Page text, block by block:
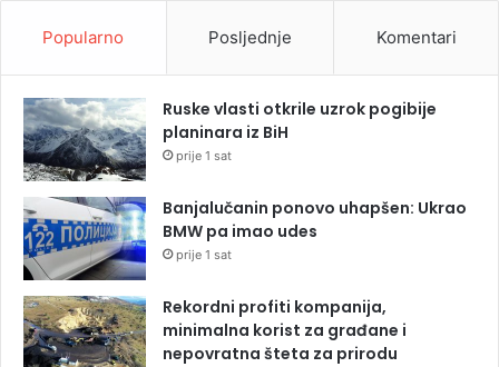
Popularno Posljednje Komentari
Ruske vlasti otkrile uzrok pogibije
planinara iz BiH
prije 1 sat
Banjalučanin ponovo uhapšen: Ukrao
BMW pa imao udes
prije 1 sat
Rekordni profiti kompanija,
minimalna korist za građane i
nepovratna šteta za prirodu